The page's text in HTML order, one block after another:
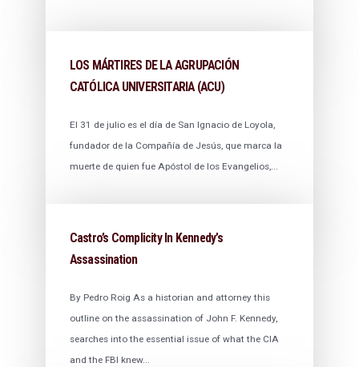
LOS MÁRTIRES DE LA AGRUPACIÓN
CATÓLICA UNIVERSITARIA (ACU)
El 31 de julio es el día de San Ignacio de Loyola,
fundador de la Compañía de Jesús, que marca la
muerte de quien fue Apóstol de los Evangelios,...
Castro’s Complicity In Kennedy’s
Assassination
By Pedro Roig As a historian and attorney this
outline on the assassination of John F. Kennedy,
searches into the essential issue of what the CIA
and the FBI knew...